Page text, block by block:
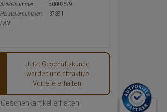
Artikelnummer:
50002579
Herstellernummer:
37391
EAN:
Jetzt Geschäftskunde
werden und attraktive
Vorteile erhalten.
Geschenkartikel erhalten